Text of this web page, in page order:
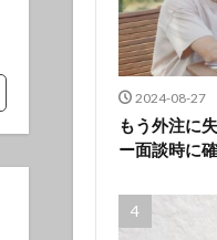
2024-08-27
もう外注に
ー面談時に